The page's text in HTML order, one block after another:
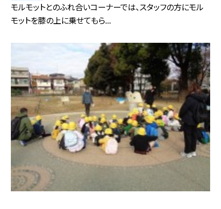
モルモットとのふれ合いコーナーでは、スタッフの方にモル
モットを膝の上に乗せてもら...